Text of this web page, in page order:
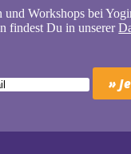
Workshops bei
findest Du in unserer